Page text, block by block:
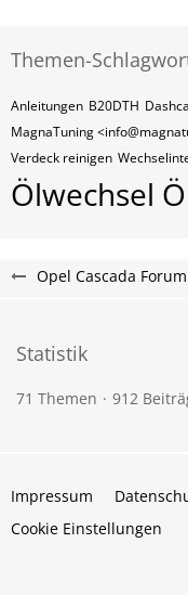
Themen-
Anleitungen B20DTH
MagnaTuning
Verdeck reinigen
Ölwechsel
Opel Cascada
Statistik
71 Themen 912
Impressum
Cookie Einstellungen